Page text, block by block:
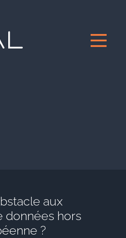
aux
données hors
?